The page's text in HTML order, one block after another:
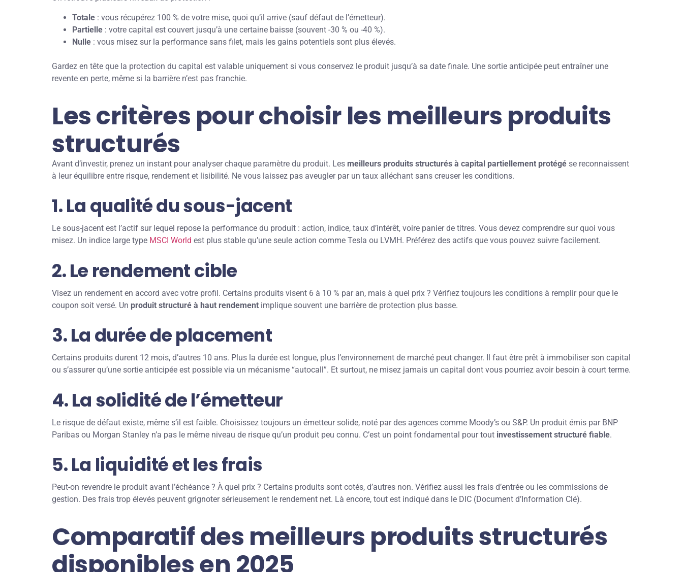
Totale : vous récupérez 100 % de votre mise, quoi qu’il arrive (sauf défaut de l’émetteur).
Partielle : votre capital est couvert jusqu’à une certaine baisse (souvent -30 % ou -40 %).
Nulle : vous misez sur la performance sans filet, mais les gains potentiels sont plus élevés.
Gardez en tête que la protection du capital est valable uniquement si vous conservez le produit jusqu’à sa date finale. Une sortie anticipée peut entraîner une
revente en perte, même si la barrière n’est pas franchie.
Les critères pour choisir les meilleurs produits
structurés
Avant d’investir, prenez un instant pour analyser chaque paramètre du produit. Les meilleurs produits structurés à capital partiellement protégé se reconnaissent
à leur équilibre entre risque, rendement et lisibilité. Ne vous laissez pas aveugler par un taux alléchant sans creuser les conditions.
1. La qualité du sous-jacent
Le sous-jacent est l’actif sur lequel repose la performance du produit : action, indice, taux d’intérêt, voire panier de titres. Vous devez comprendre sur quoi vous
misez. Un indice large type MSCI World est plus stable qu’une seule action comme Tesla ou LVMH. Préférez des actifs que vous pouvez suivre facilement.
2. Le rendement cible
Visez un rendement en accord avec votre profil. Certains produits visent 6 à 10 % par an, mais à quel prix ? Vérifiez toujours les conditions à remplir pour que le
coupon soit versé. Un produit structuré à haut rendement implique souvent une barrière de protection plus basse.
3. La durée de placement
Certains produits durent 12 mois, d’autres 10 ans. Plus la durée est longue, plus l’environnement de marché peut changer. Il faut être prêt à immobiliser son capital
ou s’assurer qu’une sortie anticipée est possible via un mécanisme “autocall”. Et surtout, ne misez jamais un capital dont vous pourriez avoir besoin à court terme.
4. La solidité de l’émetteur
Le risque de défaut existe, même s’il est faible. Choisissez toujours un émetteur solide, noté par des agences comme Moody’s ou S&P. Un produit émis par BNP
Paribas ou Morgan Stanley n’a pas le même niveau de risque qu’un produit peu connu. C’est un point fondamental pour tout investissement structuré fiable.
5. La liquidité et les frais
Peut-on revendre le produit avant l’échéance ? À quel prix ? Certains produits sont cotés, d’autres non. Vérifiez aussi les frais d’entrée ou les commissions de
gestion. Des frais trop élevés peuvent grignoter sérieusement le rendement net. Là encore, tout est indiqué dans le DIC (Document d’Information Clé).
Comparatif des meilleurs produits structurés
disponibles en 2025